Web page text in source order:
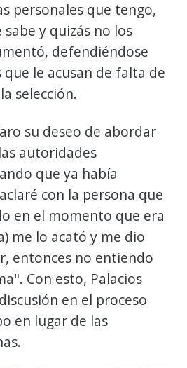
personales que tengo,
y quizás no los
defendiéndose
le acusan de falta de
selección.
su deseo de abordar
autoridades
que ya había
con la persona que
en el momento que era
me lo acató y me dio
entonces no entiendo
Con esto, Palacios
en el proceso
en lugar de las